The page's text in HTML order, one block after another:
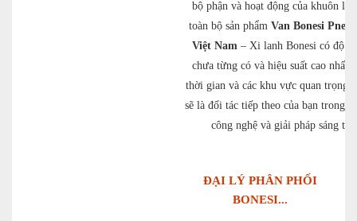
bộ phận và hoạt động của khuôn
toàn bộ sản phẩm Van Bonesi
Việt Nam – Xi lanh Bonesi có độ
chưa từng có và hiệu suất cao nhất,
thời gian và các khu vực quan trọng.
sẽ là đối tác tiếp theo của bạn trong
công nghệ và giải pháp sáng
ĐẠI LÝ PHÂN PHỐI
BONESI...